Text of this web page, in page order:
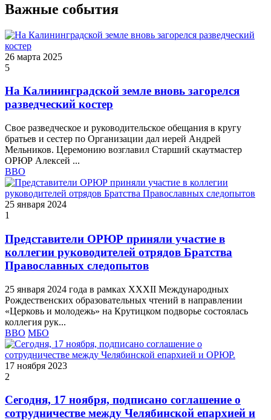
Важные события
26 марта 2025
5
На Калининградской земле вновь загорелся
разведческий костер
Свое разведческое и руководительское обещания в кругу
братьев и сестер по Организации дал иерей Андрей
Мельников. Церемонию возглавил Старший скаутмастер
ОРЮР Алексей ...
ВВО
25 января 2024
1
Представители ОРЮР приняли участие в
коллегии руководителей отрядов Братства
Православных следопытов
25 января 2024 года в рамках XXXII Международных
Рождественских образовательных чтений в направлении
«Церковь и молодежь» на Крутицком подворье состоялась
коллегия рук...
ВВО МБО
17 ноября 2023
2
Сегодня, 17 ноября, подписано соглашение о
сотрудничестве между Челябинской епархией и